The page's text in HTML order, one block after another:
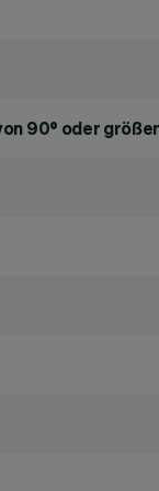
90° oder